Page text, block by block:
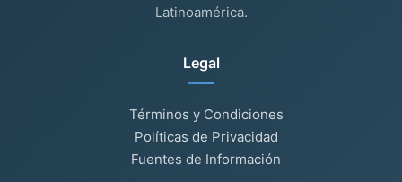
Latinoamérica.
Legal
Términos y Condiciones
Políticas de Privacidad
Fuentes de Información